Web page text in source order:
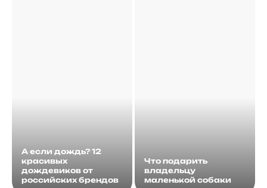
А если дождь? 12
красивых
дождевиков от
российских брендов
Что подарить
владельцу
маленькой собаки